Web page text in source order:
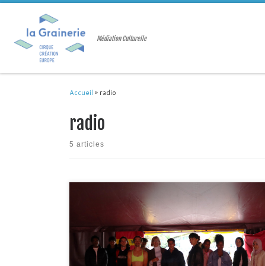
Passer au contenu
Médiation Culturelle
Accueil » radio
radio
5 articles
Depuis le mois de septembre, 15 jeunes allophones et
francophones en Service civiques à France Horizon viennent
et viendront régulièrement rencontrer des artistes dans le
cadre des Mercredis de la Grainerie (la Contrebande, TBTF,
Elisa Alcade…), voir des spectacles (Circus I Love You, PIC),